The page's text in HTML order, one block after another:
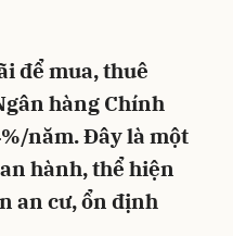
để mua, thuê
hàng Chính
năm. Đây là một
hành, thể hiện
an cư, ổn định